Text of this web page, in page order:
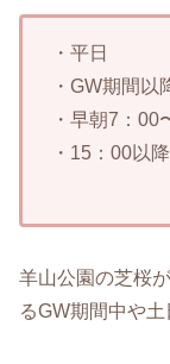
・平日
・GW期間以
・早朝7：00
・15：00以降
羊山公園の芝桜
るGW期間中や土